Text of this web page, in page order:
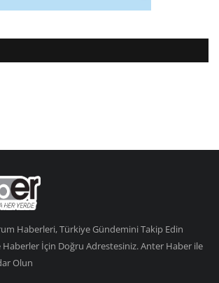
Haberleri, Türkiye Gündemini Takip Edin
Haberler İçin Doğru Adrestesiniz. Anter Haber ile
Olun